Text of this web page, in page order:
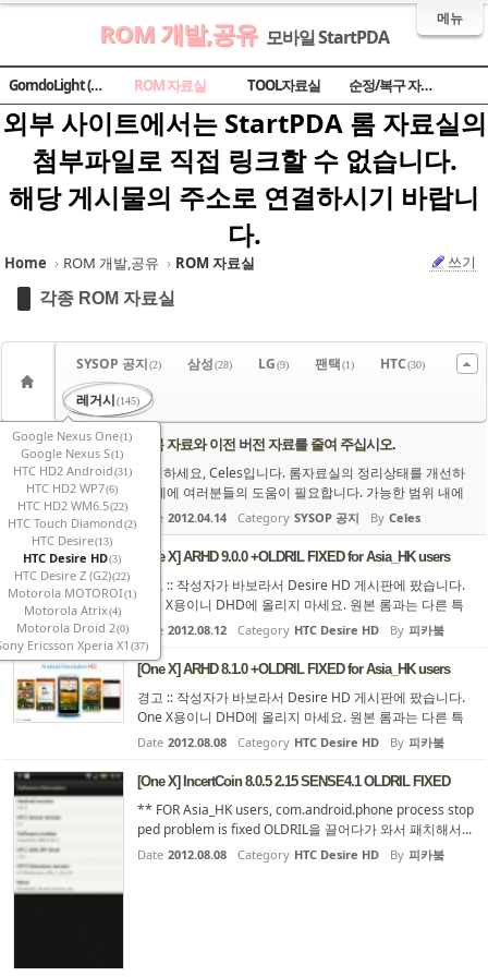
메뉴
ROM 개발,공유 모바일 StartPDA
GomdoLight (곰돌라이트) ROM 자료실 TOOL자료실 순정/복구 자료실
외부 사이트에서는 StartPDA 롬 자료실의
첨부파일로 직접 링크할 수 없습니다.
해당 게시물의 주소로 연결하시기 바랍니
다.
Home › ROM 개발,공유 › ROM 자료실 쓰기
각종 ROM 자료실
SYSOP 공지(2) 삼성(28) LG(9) 팬택(1) HTC(30)
레거시(145)
Google Nexus One(1)
Google Nexus S(1)
HTC HD2 Android(31)
HTC HD2 WP7(6)
HTC HD2 WM6.5(22)
HTC Touch Diamond(2)
HTC Desire(13)
HTC Desire HD(3)
HTC Desire Z (G2)(22)
Motorola MOTOROI(1)
Motorola Atrix(4)
Motorola Droid 2(0)
Ericsson Xperia X1 (37)
Notice 중복 자료와 이전 버전 자료를 줄여 주십시오.
안녕하세요, Celes입니다. 롬자료실의 정리상태를 개선하
는 데에 여러분들의 도움이 필요합니다. 가능한 범위 내에
서 다음의 사항을 준수해 주셨으면 합니다. 1. 현황과 문제
점 롬 자료실에 기종별로 워낙 많은 롬들이 각각의 게시물
들로 올라와 있어서, 이를 다운로드하려는 초보자들이 어떤
롬을 다운로드해야...
Date 2012.04.14 Category SYSOP 공지 By Celes
[One X] ARHD 9.0.0 +OLDRIL FIXED for Asia_HK users
경고 :: 작성자가 바보라서 Desire HD 게시판에 팠습니다.
One X용이니 DHD에 올리지 마세요. 원본 롬과는 다른 특
장점 ＊ 6.3.1에서 추출한 1.29 기반 핵심 RIL에 127.19 릴
기반입니다. ＊ 원래 1.29 이상만 올렸다 하면 unfortuantel
ly the process com.android.phone is stopped 문제를 해
결했습니다. ...
Date 2012.08.12 Category HTC Desire HD By 피카붘
[One X] ARHD 8.1.0 +OLDRIL FIXED for Asia_HK users
경고 :: 작성자가 바보라서 Desire HD 게시판에 팠습니다.
One X용이니 DHD에 올리지 마세요. 원본 롬과는 다른 특
장점 ＊ 6.3.1에서 추출한 1.29 기반 핵심 RIL에 127.19 릴
기반입니다. ＊ 원래 1.29 이상만 올렸다 하면 unfortuantel
ly the process com.android.phone is stopped 문제를 해
결했습니다. ＊ old r...
Date 2012.08.08 Category HTC Desire HD By 피카붘
[One X] IncertCoin 8.0.5 2.15 SENSE4.1 OLDRIL FIXED
** FOR Asia_HK users, com.android.phone process stop
ped problem is fixed OLDRIL을 끌어다가 와서 패치해서...
정상작동 합니다. 훕흐훕흐. Based on 2.15.401.2 Android
4.0.4 - thanks football for always keeping us up-to-date
Date 2012.08.08 Category HTC Desire HD By 피카붘
Sketchbook5, 스케치북5
Sketchbook5, 스케치북5
Sketchbook5, 스케치북5
Sketchbook5, 스케치북5